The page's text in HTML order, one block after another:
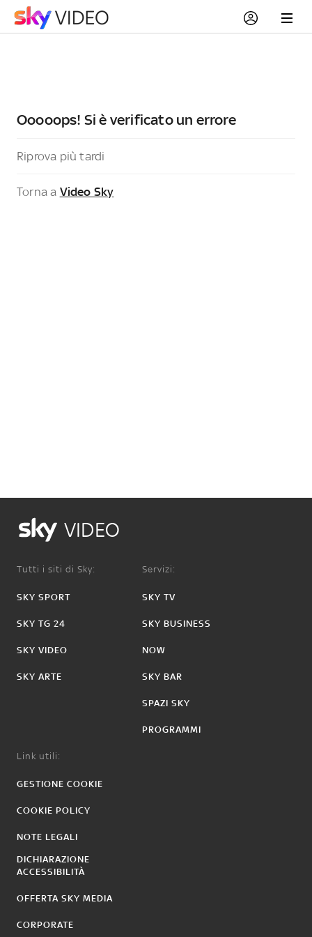
Ooooops! Si è verificato un errore
Riprova più tardi
Torna a Video Sky
VIDEO
Tutti i siti di Sky:
SKY SPORT
SKY TG 24
SKY VIDEO
SKY ARTE
Servizi:
SKY TV
SKY BUSINESS
NOW
SKY BAR
SPAZI SKY
PROGRAMMI
Link utili:
GESTIONE COOKIE
COOKIE POLICY
NOTE LEGALI
DICHIARAZIONE
ACCESSIBILITÀ
OFFERTA SKY MEDIA
CORPORATE